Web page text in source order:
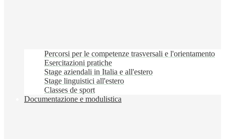
Percorsi per le competenze trasversali e l'orientamento
Esercitazioni pratiche
Stage aziendali in Italia e all'estero
Stage linguistici all'estero
Classes de sport
Documentazione e modulistica